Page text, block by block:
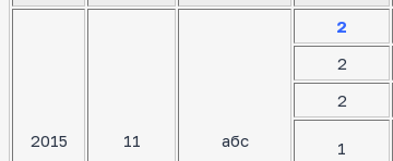
2015 11 абс
2
2
2
1